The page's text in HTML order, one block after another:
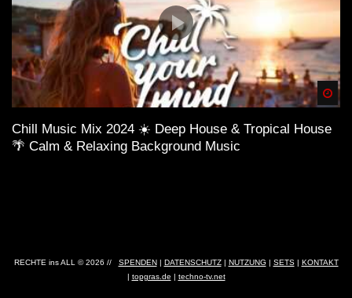
Chill Music Mix 2024 ☀️ Deep House & Tropical House
🌴 Calm & Relaxing Background Music
RECHTE ins ALL © 2026 // SPENDEN| DATENSCHUTZ| NUTZUNG | SETS| KONTAKT
| topgras.de | techno-tv.net